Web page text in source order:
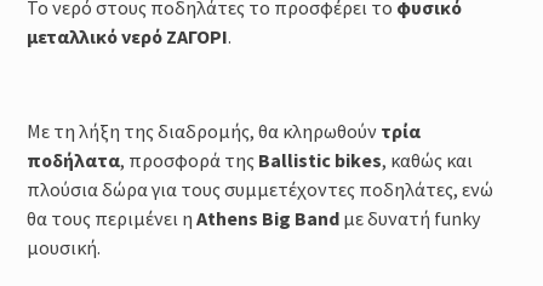
Το νερό στους ποδηλάτες το προσφέρει το φυσικό
μεταλλικό νερό ΖΑΓΟΡΙ.
Με τη λήξη της διαδρομής, θα κληρωθούν τρία
ποδήλατα, προσφορά της Ballistic bikes, καθώς και
πλούσια δώρα για τους συμμετέχοντες ποδηλάτες, ενώ
θα τους περιμένει η Athens Big Bandμε δυνατή funky
μουσική.